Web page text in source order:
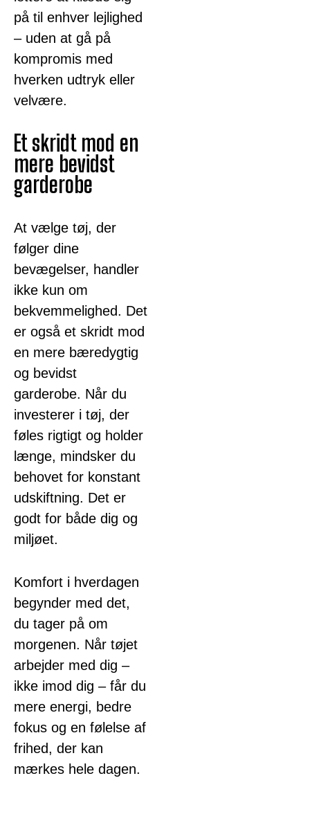
på til enhver lejlighed
– uden at gå på
kompromis med
hverken udtryk eller
velvære.
Et skridt mod en
mere bevidst
garderobe
At vælge tøj, der
følger dine
bevægelser, handler
ikke kun om
bekvemmelighed. Det
er også et skridt mod
en mere bæredygtig
og bevidst
garderobe. Når du
investerer i tøj, der
føles rigtigt og holder
længe, mindsker du
behovet for konstant
udskiftning. Det er
godt for både dig og
miljøet.
Komfort i hverdagen
begynder med det,
du tager på om
morgenen. Når tøjet
arbejder med dig –
ikke imod dig – får du
mere energi, bedre
fokus og en følelse af
frihed, der kan
mærkes hele dagen.